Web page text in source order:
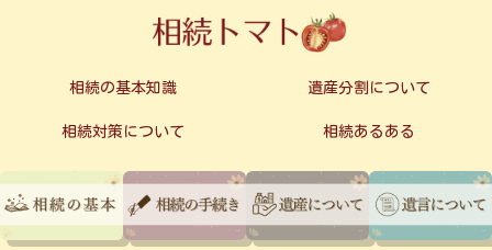
相続の基本知識 遺産分割について
相続対策について 相続あるある